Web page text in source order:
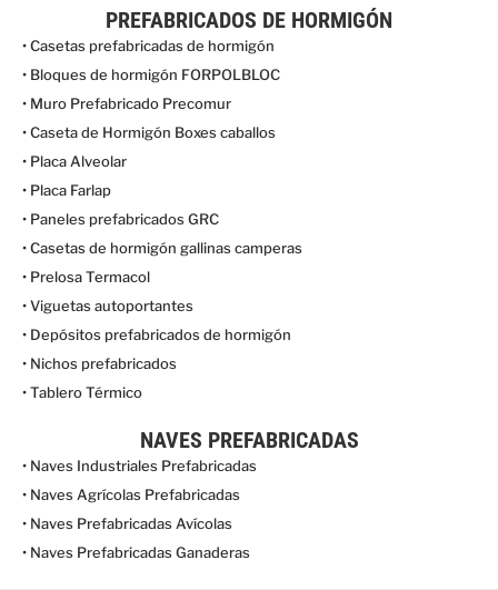
PREFABRICADOS DE HORMIGÓN
• Casetas prefabricadas de hormigón
• Bloques de hormigón FORPOLBLOC
• Muro Prefabricado Precomur
• Caseta de Hormigón Boxes caballos
• Placa Alveolar
• Placa Farlap
• Paneles prefabricados GRC
• Casetas de hormigón gallinas camperas
• Prelosa Termacol
• Viguetas autoportantes
• Depósitos prefabricados de hormigón
• Nichos prefabricados
• Tablero Térmico
NAVES PREFABRICADAS
• Naves Industriales Prefabricadas
• Naves Agrícolas Prefabricadas
• Naves Prefabricadas Avícolas
• Naves Prefabricadas Ganaderas